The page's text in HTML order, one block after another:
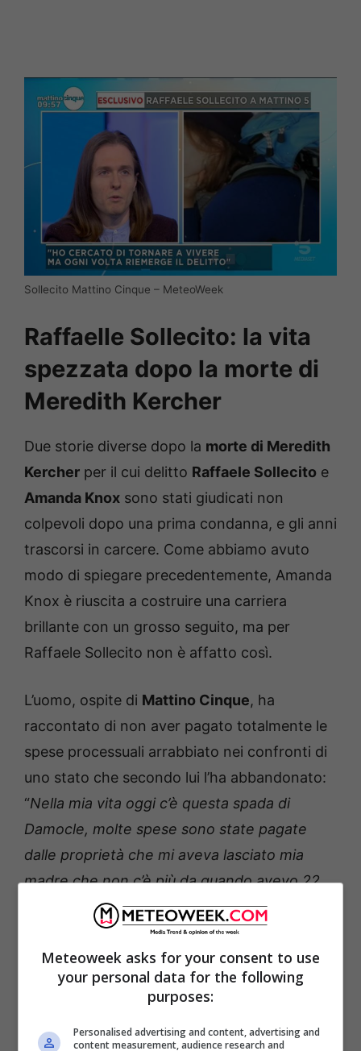
Sollecito Mattino Cinque – MeteoWeek
Raffaelle Sollecito: la vita
spezzata dopo la morte di
Meredith Kercher
Due storie diverse dopo la morte di Meredith
Kercher per il cui delitto Raffaele Sollecito e
Amanda Knox sono stati giudicati non
colpevoli dopo una prima condanna, e gli anni
trascorsi in carcere. Come abbiamo avuto
modo di spiegare precedentemente, Amanda
Knox è riuscita a costruire una carriera
brillante con un grosso seguito, ma per
Raffaele Sollecito non è affatto così.
L’uomo, ospite di Mattino Cinque, ha
raccontato di non aver pagato totalmente le
spese processuali arrabbiato nei confronti di
uno stato che secondo lui l’ha abbandonato:
“Nella mia vita oggi c’è questa spada di
Damocle, molte spese sono state pagate
dalle proprietà che mi aveva lasciato mia
madre che non c’è più da quando avevo 22
Meteoweek asks for your consent to use
your personal data for the following
purposes:
Personalised advertising and content, advertising and
content measurement, audience research and